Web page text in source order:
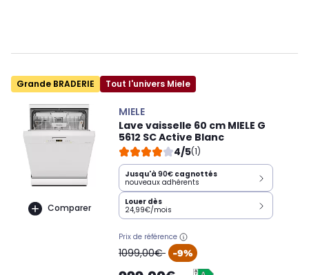
Grande BRADERIE Tout l'univers Miele
Comparer
MIELE
Lave vaisselle 60 cm MIELE G
5612 SC Active Blanc
4/5(1)
Jusqu'à 90€ cagnottés
nouveaux adhérents
Louer dès
24,99€/mois
Prix de référence
oldPrice
1099,00€ -9%